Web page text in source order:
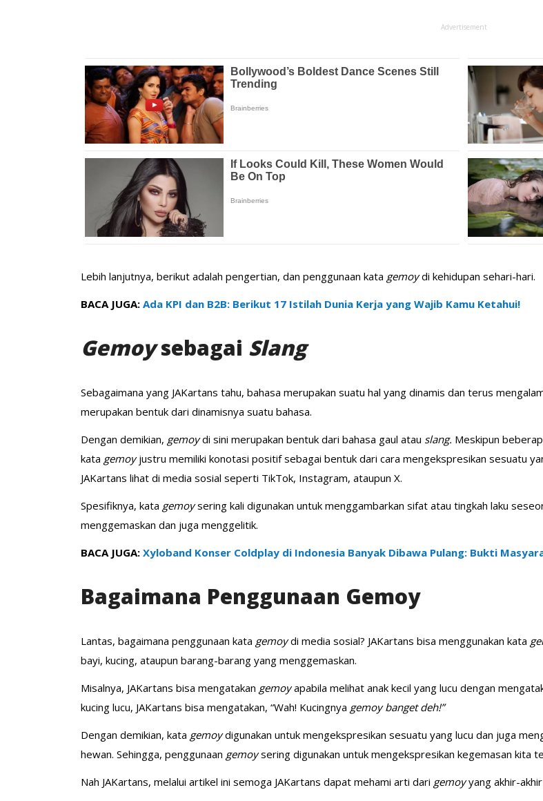
Advertisement
Lebih lanjutnya, berikut adalah pengertian, dan penggunaan kata gemoydi kehidupan sehari-hari.
BACA JUGA: Ada KPI dan B2B: Berikut 17 Istilah Dunia Kerja yang Wajib Kamu Ketahui!
Gemoysebagai Slang
Sebagaimana yang JAKartans tahu, bahasa merupakan suatu hal yang dinamis dan terus
merupakan bentuk dari dinamisnya suatu bahasa.
Dengan demikian, gemoydi sini merupakan bentuk dari bahasa gaul atau slang. Meskipun
kata gemoyjustru memiliki konotasi positif sebagai bentuk dari cara mengekspresikan sesuatu
JAKartans lihat di media sosial seperti TikTok, Instagram, ataupun X.
Spesifiknya, kata gemoysering kali digunakan untuk menggambarkan sifat atau tingkah laku
menggemaskan dan juga menggelitik.
BACA JUGA: Xyloband Konser Coldplay di Indonesia Banyak Dibawa Pulang: Bukti
Bagaimana Penggunaan Gemoy
Lantas, bagaimana penggunaan kata gemoydi media sosial? JAKartans bisa menggunakan kata
bayi, kucing, ataupun barang-barang yang menggemaskan.
Misalnya, JAKartans bisa mengatakan gemoyapabila melihat anak kecil yang lucu dengan
kucing lucu, JAKartans bisa mengatakan, “Wah! Kucingnya gemoy banget deh!”
Dengan demikian, kata gemoydigunakan untuk mengekspresikan sesuatu yang lucu dan juga
hewan. Sehingga, penggunaan gemoysering digunakan untuk mengekspresikan kegemasan kita
Nah JAKartans, melalui artikel ini semoga JAKartans dapat mehami arti dari gemoyyang akhir-